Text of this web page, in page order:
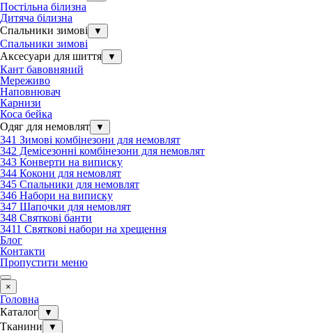
Постільна білизна
Дитяча білизна
Спальники зимові
▼
Спальники зимові
Аксесуари для шиття
▼
Кант бавовняний
Мереживо
Наповнювач
Карнизи
Коса бейка
Одяг для немовлят
▼
341 Зимові комбінезони для немовлят
342 Демісезонні комбінезони для немовлят
343 Конверти на виписку
344 Кокони для немовлят
345 Спальники для немовлят
346 Набори на виписку
347 Шапочки для немовлят
348 Святкові банти
3411 Святкові набори на хрещення
Блог
Контакти
Пропустити меню
×
Головна
Каталог
▼
Тканини ▼